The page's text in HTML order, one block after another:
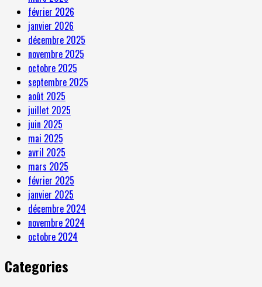
février 2026
janvier 2026
décembre 2025
novembre 2025
octobre 2025
septembre 2025
août 2025
juillet 2025
juin 2025
mai 2025
avril 2025
mars 2025
février 2025
janvier 2025
décembre 2024
novembre 2024
octobre 2024
Categories